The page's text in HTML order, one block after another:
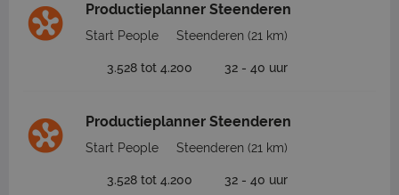
Productieplanner Steenderen
Start People Steenderen (21 km)
3.528 tot 4.200 32 - 40 uur
Productieplanner Steenderen
Start People Steenderen (21 km)
3.528 tot 4.200 32 - 40 uur